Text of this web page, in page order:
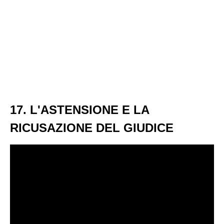
17. L'ASTENSIONE E LA
RICUSAZIONE DEL GIUDICE